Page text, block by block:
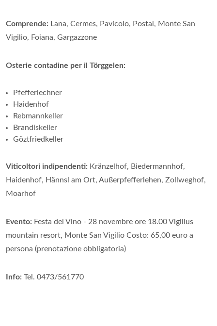
Comprende: Lana, Cermes, Pavicolo, Postal, Monte San
Vigilio, Foiana, Gargazzone
Osterie contadine per il Törggelen:
Pfefferlechner
Haidenhof
Rebmannkeller
Brandiskeller
Göztfriedkeller
Viticoltori indipendenti: Kränzelhof, Biedermannhof,
Haidenhof, Hännsl am Ort, Außerpfefferlehen, Zollweghof,
Moarhof
Evento: Festa del Vino - 28 novembre ore 18.00 Vigilius
mountain resort, Monte San Vigilio Costo: 65,00 euro a
persona (prenotazione obbligatoria)
Info: Tel. 0473/561770